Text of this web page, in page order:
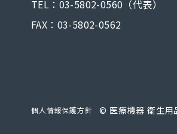
TEL：03-5802-0560（代表）
FAX：03-5802-0562
個人情報保護方針 © 医療機器 衛生